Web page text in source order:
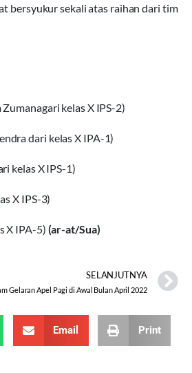
bersyukur sekali atas raihan dari tim
kelas X IPS-2)
dari kelas X IPA-1)
kelas X IPS-1)
X IPS-3)
X IPA-5) (ar-at/Sua)
SELANJUTNYA
Gelaran Apel Pagi di Awal Bulan April 2022
Email Print